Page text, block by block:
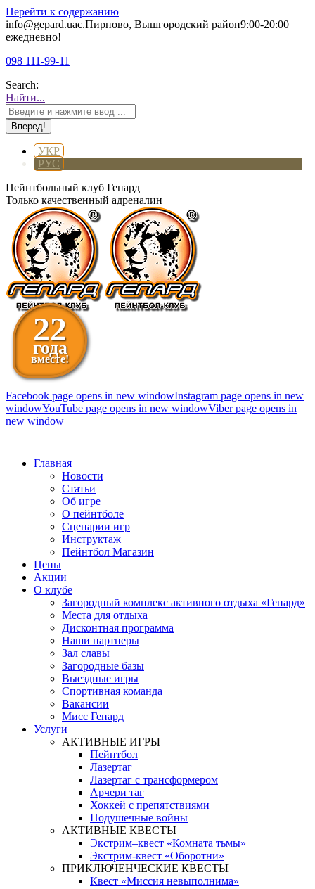
Перейти к содержанию
info@gepard.uaс.Пирново, Вышгородский район9:00-20:00
ежедневно!
098 111-99-11
Search:
Найти...
УКР
РУС
Пейнтбольный клуб Гепард
Только качественный адреналин
22
года
вместе!
Facebook page opens in new windowInstagram page opens in new
windowYouTube page opens in new windowViber page opens in
new window
Главная
Новости
Статьи
Об игре
О пейнтболе
Сценарии игр
Инструктаж
Пейнтбол Магазин
Цены
Акции
О клубе
Загородный комплекс активного отдыха «Гепард»
Места для отдыха
Дисконтная программа
Наши партнеры
Зал славы
Загородные базы
Выездные игры
Спортивная команда
Вакансии
Мисс Гепард
Услуги
АКТИВНЫЕ ИГРЫ
Пейнтбол
Лазертаг
Лазертаг с трансформером
Арчери таг
Хоккей с препятствиями
Подушечные войны
АКТИВНЫЕ КВЕСТЫ
Экстрим–квест «Комната тьмы»
Экстрим-квест «Оборотни»
ПРИКЛЮЧЕНЧЕСКИЕ КВЕСТЫ
Квест «Миссия невыполнима»